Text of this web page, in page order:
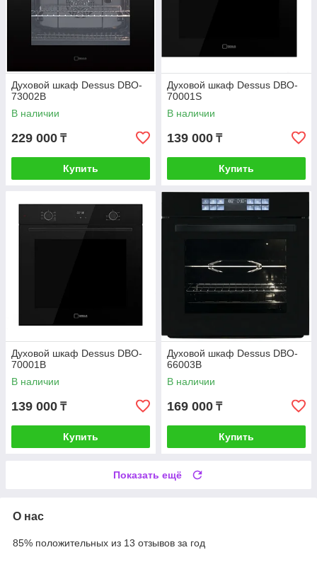
Духовой шкаф Dessus DBO-
73002B
В наличии
229 000 ₸
Купить
Духовой шкаф Dessus DBO-
70001S
В наличии
139 000 ₸
Купить
Духовой шкаф Dessus DBO-
70001B
В наличии
139 000 ₸
Купить
Духовой шкаф Dessus DBO-
66003B
В наличии
169 000 ₸
Купить
Показать ещё
О нас
85% положительных из 13 отзывов за год